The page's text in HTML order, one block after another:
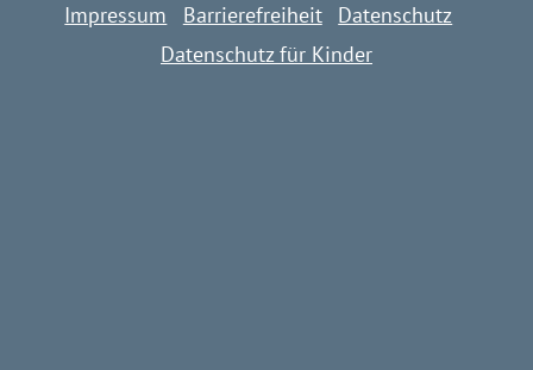
Impressum Barrierefreiheit
Datenschutz
Datenschutz für Kinder